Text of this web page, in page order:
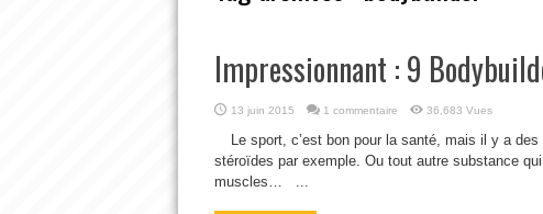
Impressionnant : 9
13 juin 2015 1 commentaire 36,683 Vues
Le sport, c’est bon pour la santé, mais il y a
stéroïdes par exemple. Ou tout autre substance
muscles… ...